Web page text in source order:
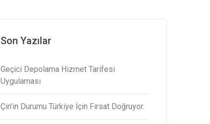
Son Yazılar
Geçici Depolama Hizmet Tarifesi
Uygulaması
Çin’in Durumu Türkiye İçin Fırsat Doğruyor.